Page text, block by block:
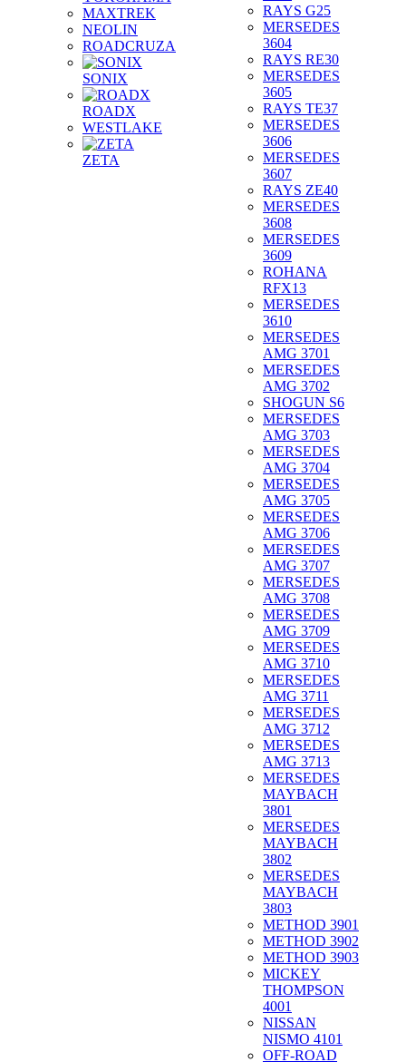
MAXTREK
NEOLIN
ROADCRUZA
SONIX
ROADX
WESTLAKE
ZETA
RAYS G25
MERSEDES
3604
RAYS RE30
MERSEDES
3605
RAYS TE37
MERSEDES
3606
MERSEDES
3607
RAYS ZE40
MERSEDES
3608
MERSEDES
3609
ROHANA
RFX13
MERSEDES
3610
MERSEDES
AMG 3701
MERSEDES
AMG 3702
SHOGUN S6
MERSEDES
AMG 3703
MERSEDES
AMG 3704
MERSEDES
AMG 3705
MERSEDES
AMG 3706
MERSEDES
AMG 3707
MERSEDES
AMG 3708
MERSEDES
AMG 3709
MERSEDES
AMG 3710
MERSEDES
AMG 3711
MERSEDES
AMG 3712
MERSEDES
AMG 3713
MERSEDES
MAYBACH
3801
MERSEDES
MAYBACH
3802
MERSEDES
MAYBACH
3803
METHOD 3901
METHOD 3902
METHOD 3903
MICKEY
THOMPSON
4001
NISSAN
NISMO 4101
OFF-ROAD